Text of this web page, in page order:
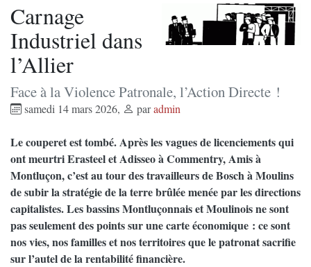
Carnage
Industriel dans
l’Allier
Face à la Violence Patronale, l’Action Directe !
samedi 14 mars 2026, paradmin
Le couperet est tombé. Après les vagues de licenciements qui
ont meurtri Erasteel et Adisseo à Commentry, Amis à
Montluçon, c’est au tour des travailleurs de Bosch à Moulins
de subir la stratégie de la terre brûlée menée par les directions
capitalistes. Les bassins Montluçonnais et Moulinois ne sont
pas seulement des points sur une carte économique : ce sont
nos vies, nos familles et nos territoires que le patronat sacrifie
sur l’autel de la rentabilité financière.